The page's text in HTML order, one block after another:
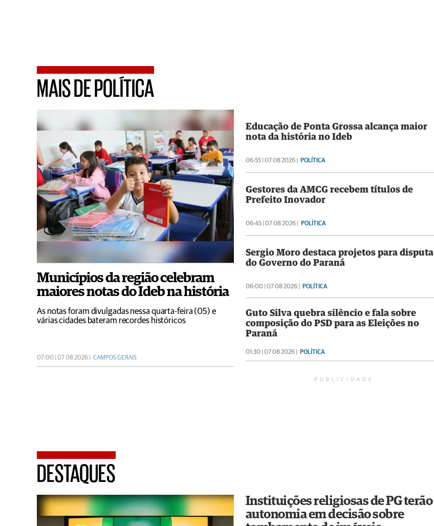
MAIS DE POLÍTICA
Municípios da região celebram
maiores notas do Ideb na história
As notas foram divulgadas nessa quarta-feira (05) e
várias cidades bateram recordes históricos
07:00 | 07 08 2026 | CAMPOS GERAIS
Educação de Ponta Grossa alcança maior
nota da história no Ideb
06:55 | 07 08 2026 | POLÍTICA
Gestores da AMCG recebem títulos de
Prefeito Inovador
06:45 | 07 08 2026 | POLÍTICA
Sergio Moro destaca projetos para disputa
do Governo do Paraná
06:00 | 07 08 2026 | POLÍTICA
Guto Silva quebra silêncio e fala sobre
composição do PSD para as Eleições no
Paraná
01:30 | 07 08 2026 | POLÍTICA
PUBLICIDADE
DESTAQUES
Instituições religiosas de PG terão
autonomia em decisão sobre